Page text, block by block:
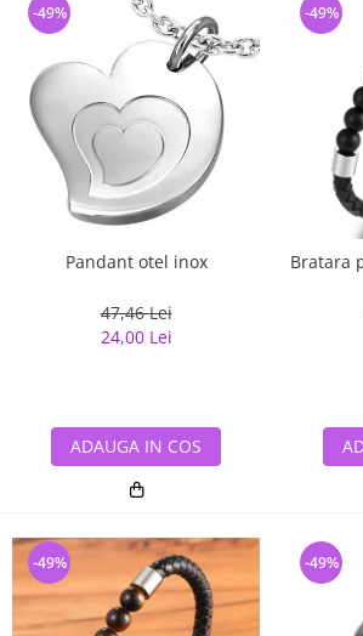
Pandant otel inox
47,46 Lei
24,00 Lei
-49%
ADAUGA IN COS
Bratara
-49%
-49% -49%